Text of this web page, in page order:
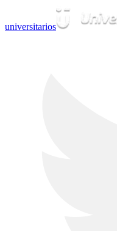
universitarios